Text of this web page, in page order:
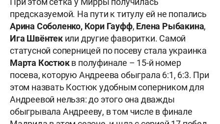
предсказуемой. На пути к титулу ей не попались
Арина Соболенко, Кори Гауфф, Елена Рыбакина,
Ига Швёнтекили другие фаворитки. Самой
статусной соперницей по посеву стала украинка
Марта Костюкв полуфинале – 15-й номер
посева, которую Андреева обыграла 6:1, 6:3. При
этом назвать Костюк удобным соперником для
Андреевой нельзя: до этого она дважды
обыгрывала Андрееву, в том числе в финале